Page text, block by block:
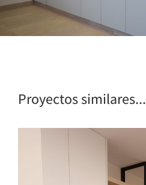
Proyectos similares...